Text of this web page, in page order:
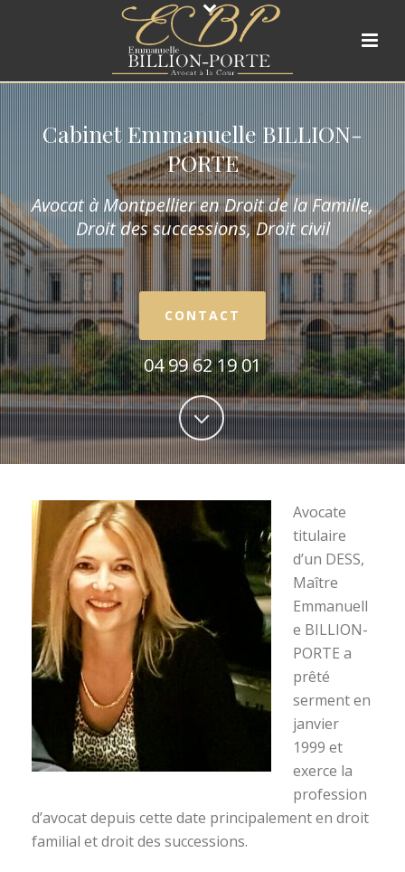
Cabinet Emmanuelle BILLION-
PORTE
Avocat à Montpellier en Droit de la Famille,
Droit des successions, Droit civil
CONTACT
04 99 62 19 01
Avocate
titulaire
d’un DESS,
Maître
Emmanuell
e BILLION-
PORTE a
prêté
serment en
janvier
1999 et
exerce la
profession
d’avocat depuis cette date principalement en droit
familial et droit des successions.